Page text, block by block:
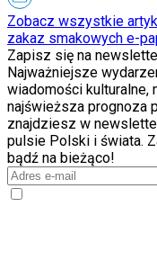
Film
Aktualności
Premiery
Recenzje
Rozrywka
Technologia
Aktualności
Aplikacje
Gry
Zobacz wszystkie
zakaz smakowych e-
Zapisz się na
Najważniejsze
wiadomości kulturalne,
najświeższa prognoza
znajdziesz w
pulsie Polski i świata.
bądź na bieżąco!